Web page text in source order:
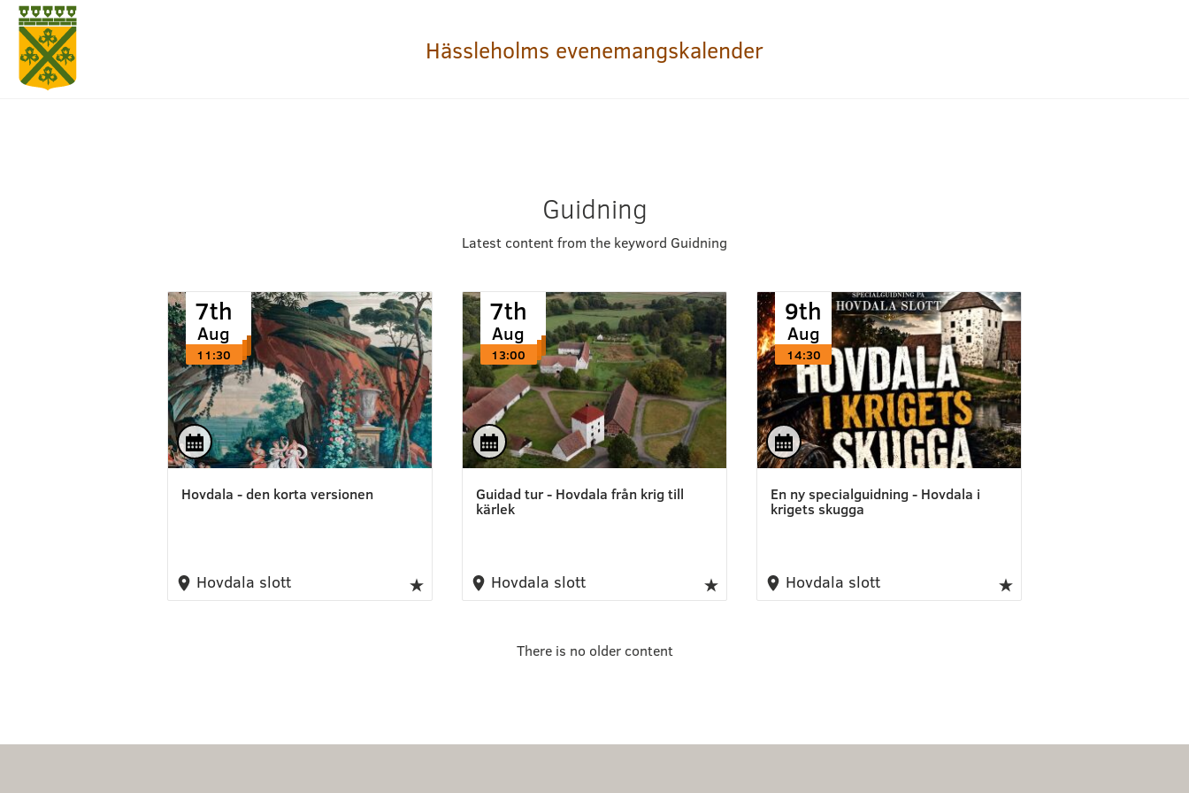
Hässleholms evenemangskalender
Guidning
Latest content from the keyword Guidning
Hovdala - den korta versionen
7th
Aug
11:30
7th
Aug
11:30
7th
Aug
11:30
Hovdala slott
Guidad tur - Hovdala från krig till
kärlek
7th
Aug
13:00
7th
Aug
13:00
7th
Aug
13:00
Hovdala slott
En ny specialguidning - Hovdala i
krigets skugga
9th
Aug
14:30
Hovdala slott
There is no older content